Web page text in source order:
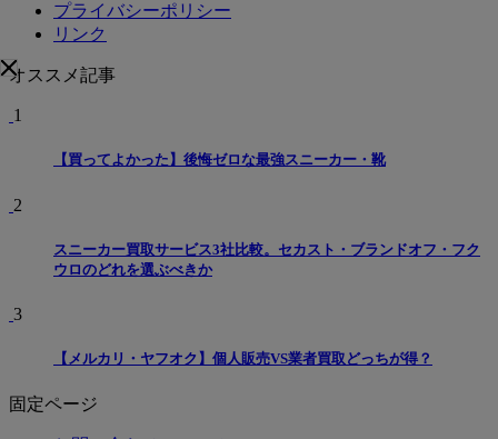
プライバシーポリシー
リンク
オススメ記事
1
【買ってよかった】後悔ゼロな最強スニーカー・靴
2
スニーカー買取サービス3社比較。セカスト・ブランドオフ・フク
ウロのどれを選ぶべきか
3
【メルカリ・ヤフオク】個人販売VS業者買取どっちが得？
固定ページ